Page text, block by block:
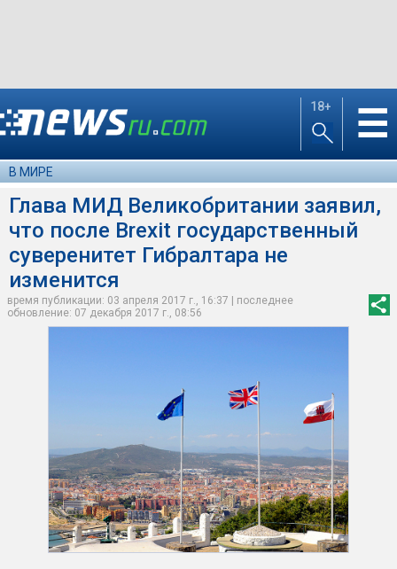
18+ ☰
В МИРЕ
Глава МИД Великобритании заявил,
что после Brexit государственный
суверенитет Гибралтара не
изменится
время публикации: 03 апреля 2017 г., 16:37 | последнее
обновление: 07 декабря 2017 г., 08:56